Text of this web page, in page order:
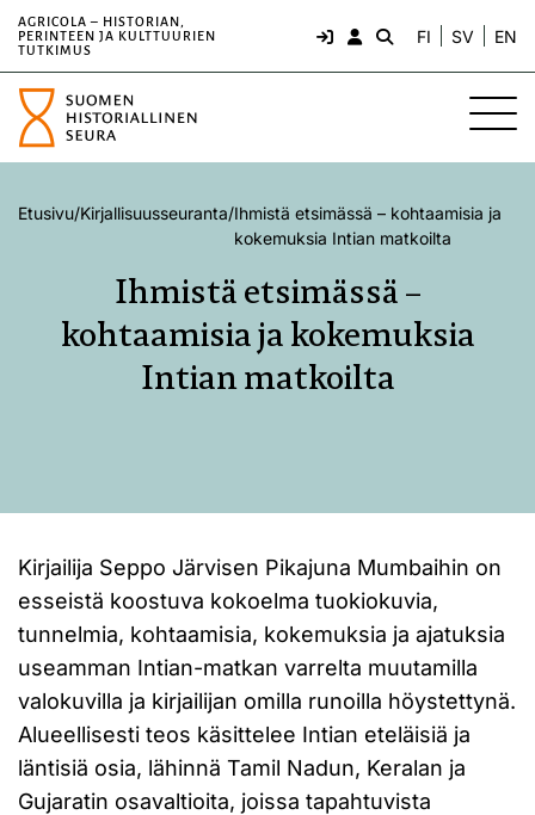
AGRICOLA – HISTORIAN,
PERINTEEN JA KULTTUURIEN
TUTKIMUS
FI SV EN
Etusivu/Kirjallisuusseuranta/Ihmistä etsimässä – kohtaamisia ja
kokemuksia Intian matkoilta
Ihmistä etsimässä –
kohtaamisia ja kokemuksia
Intian matkoilta
Kirjailija Seppo Järvisen Pikajuna Mumbaihin on
esseistä koostuva kokoelma tuokiokuvia,
tunnelmia, kohtaamisia, kokemuksia ja ajatuksia
useamman Intian-matkan varrelta muutamilla
valokuvilla ja kirjailijan omilla runoilla höystettynä.
Alueellisesti teos käsittelee Intian eteläisiä ja
läntisiä osia, lähinnä Tamil Nadun, Keralan ja
Gujaratin osavaltioita, joissa tapahtuvista